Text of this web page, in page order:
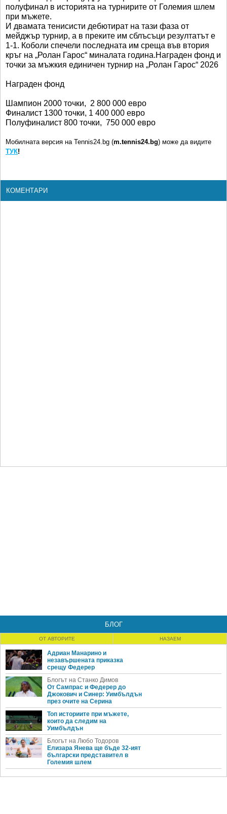
полуфинал в историята на турнирите от Големия шлем
при мъжете.
И двамата тенисисти дебютират на тази фаза от
мейджър турнир, а в преките им сблъсъци резултатът е
1-1. Коболи спечели последната им среща във втория
кръг на „Ролан Гарос“ миналата година.Награден фонд и
точки за мъжкия единичен турнир на „Ролан Гарос“ 2026
Награден фонд
Шампион 2000 точки, 2 800 000 евро
Финалист 1300 точки, 1 400 000 евро
Полуфиналист 800 точки, 750 000 евро
Мобилната версия на Tennis24.bg (m.tennis24.bg) може да видите
ТУК!
КОМЕНТАРИ
БЛОГ
ОТ АВТОРИТЕ НАЗАЕМ
Адриан Манарино и
незавършената приказка
срещу Федерер
Блогът на Станко Димов
От Сампрас и Федерер до
Джокович и Синер: Уимбълдън
през очите на Серина
Топ историите при мъжете,
които да следим на
Уимбълдън
Блогът на Любо Тодоров
Елизара Янева ще бъде 32-ият
български представител в
Големия шлем